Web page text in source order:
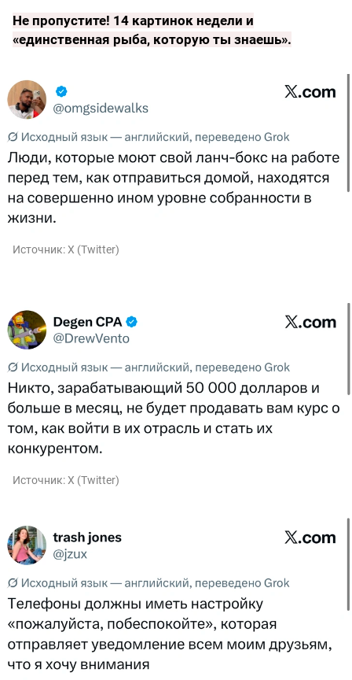
Не пропустите! 14 картинок недели и
«единственная рыба, которую ты знаешь».
Источник:X (Twitter)
Источник:X (Twitter)